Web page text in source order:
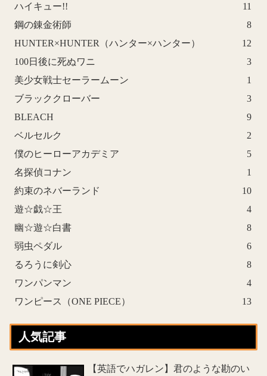
ハイキュー!!
11
鋼の錬金術師
8
HUNTER×HUNTER（ハンター×ハンター）
12
100日後に死ぬワニ
3
美少女戦士セーラームーン
1
ブラッククローバー
3
BLEACH
9
ベルセルク
2
僕のヒーローアカデミア
5
名探偵コナン
1
約束のネバーランド
10
遊☆戯☆王
4
幽☆遊☆白書
8
弱虫ペダル
6
るろうに剣心
8
ワンパンマン
4
ワンピース（ONE PIECE）
13
人気記事
【英語でハガレン】君のような勘のい